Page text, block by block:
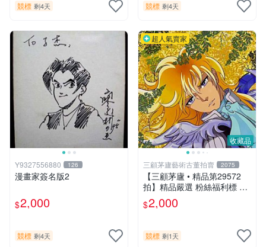
競標 剩4天 競標 剩4天
Y9327556880 126
漫畫家簽名版2
$2,000
競標 剩4天
收藏品
超人氣賣家
三顧茅廬藝術古董拍賣 2075
【三顧茅廬 • 精品第29572
拍】精品嚴選 粉絲福利標 日
本動漫大師 車田正美簽名照
片《聖鬥士星矢》！ 特惠起
$2,000
競標 剩1天